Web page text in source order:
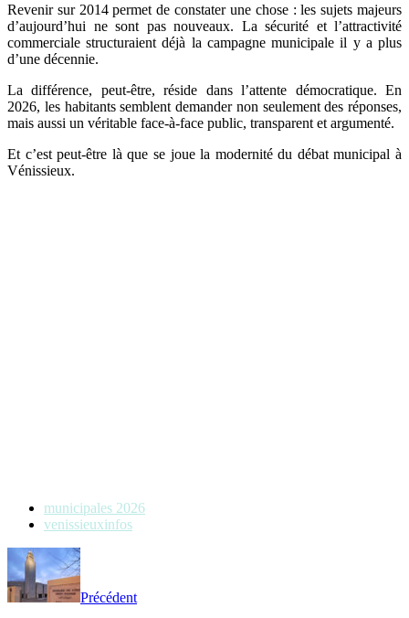
Revenir sur 2014 permet de constater une chose : les sujets majeurs
d’aujourd’hui ne sont pas nouveaux. La sécurité et l’attractivité
commerciale structuraient déjà la campagne municipale il y a plus
d’une décennie.
La différence, peut-être, réside dans l’attente démocratique. En
2026, les habitants semblent demander non seulement des réponses,
mais aussi un véritable face-à-face public, transparent et argumenté.
Et c’est peut-être là que se joue la modernité du débat municipal à
Vénissieux.
municipales 2026
venissieuxinfos
Précédent